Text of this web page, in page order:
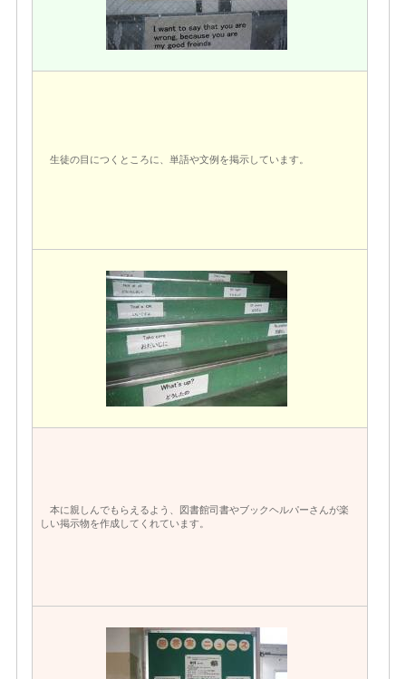
生徒の目につくところに、単語や文例を掲示しています。
本に親しんでもらえるよう、図書館司書やブックヘルパーさんが楽
しい掲示物を作成してくれています。